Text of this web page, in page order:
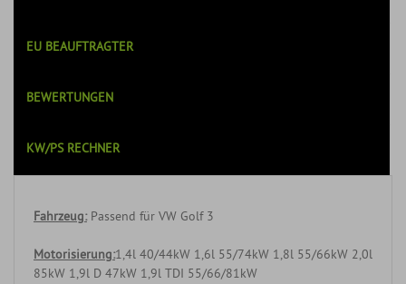
EU BEAUFTRAGTER
BEWERTUNGEN
KW/PS RECHNER
Fahrzeug:Passend für VW Golf 3
Motorisierung:1,4l 40/44kW 1,6l 55/74kW 1,8l 55/66kW 2,0l
85kW 1,9l D 47kW 1,9l TDI 55/66/81kW